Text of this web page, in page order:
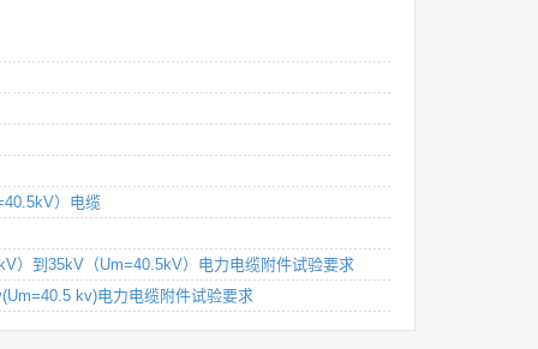
）电缆
）到35kV（Um=40.5kV）电力电缆附件试验要求
kv)电力电缆附件试验要求